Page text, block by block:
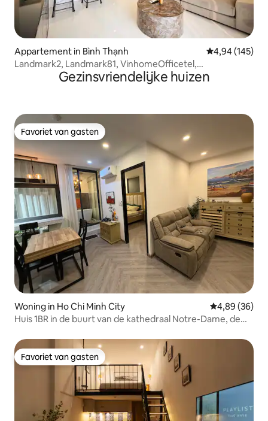
Appartement in Bình Thạnh Gemiddelde
4,94 (145)
Landmark2, Landmark81, VinhomeOfficetel,
24thCityViewGezinsvriendelijke huizen
Favoriet van gasten
Favoriet van gasten
Woning in Ho Chi Minh City Gemiddelde
4,89 (36)
Huis 1BR in de buurt van de kathedraal Notre-Dame, de
Favoriet van gasten
Favoriet van gasten